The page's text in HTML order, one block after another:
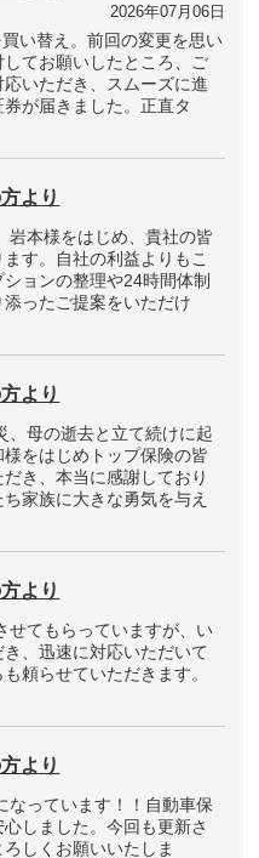
2026年07月06日
い替え。前回の変更を思い
てお願いしたところ、ご
いただき、スムーズに進
が届きました。正直タ
より
岩本様をはじめ、貴社の皆
す。自社の利益よりもこ
ョンの整理や24時間体制
ったご提案をいただけ
より
、母の逝去と立て続けに起
をはじめトップ保険の皆
き、本当に感謝しており
家族に大きな勇気を与え
より
せてもらっていますが、い
、迅速に対応いただいて
頼らせていただきます。
より
なっています！！自動車保
しました。今回も更新さ
しくお願いいたしま